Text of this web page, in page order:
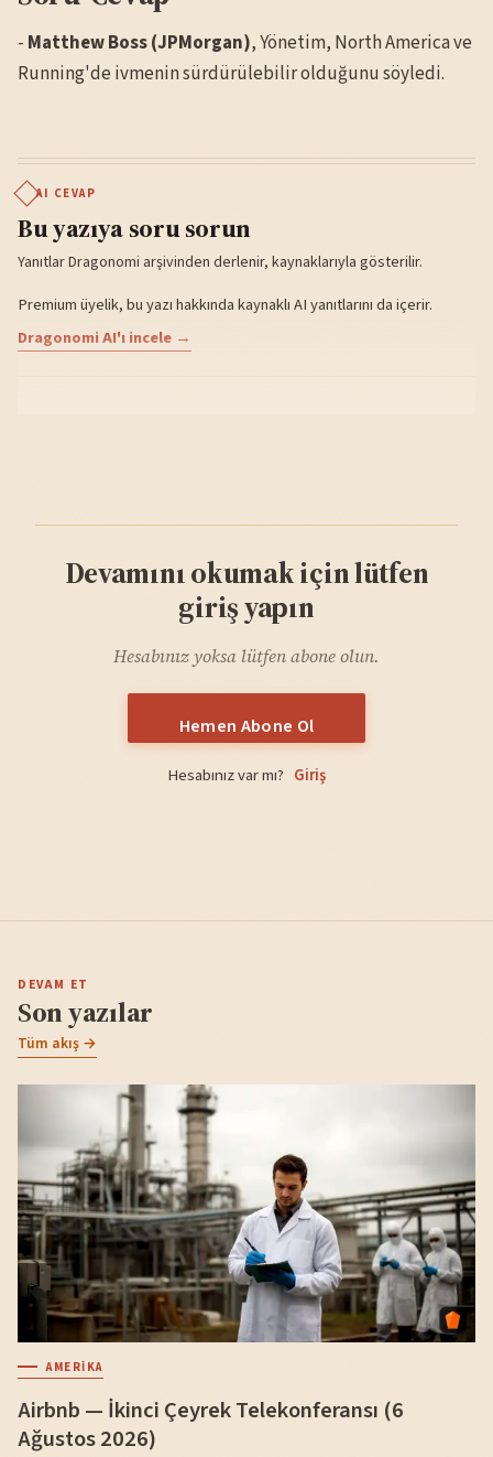
- Matthew Boss (JPMorgan), Yönetim, North America ve
Running'de ivmenin sürdürülebilir olduğunu söyledi.
AI CEVAP
Bu yazıya soru sorun
Yanıtlar Dragonomi arşivinden derlenir, kaynaklarıyla gösterilir.
Premium üyelik, bu yazı hakkında kaynaklı AI yanıtlarını da içerir.
Dragonomi AI'ı incele →
Devamını okumak için lütfen
giriş yapın
Hesabınız yoksa lütfen abone olun.
Hemen Abone Ol
Hesabınız var mı? Giriş
DEVAM ET
Son yazılar
Tüm akış →
AMERIKA
Airbnb — İkinci Çeyrek Telekonferansı (6
Ağustos 2026)